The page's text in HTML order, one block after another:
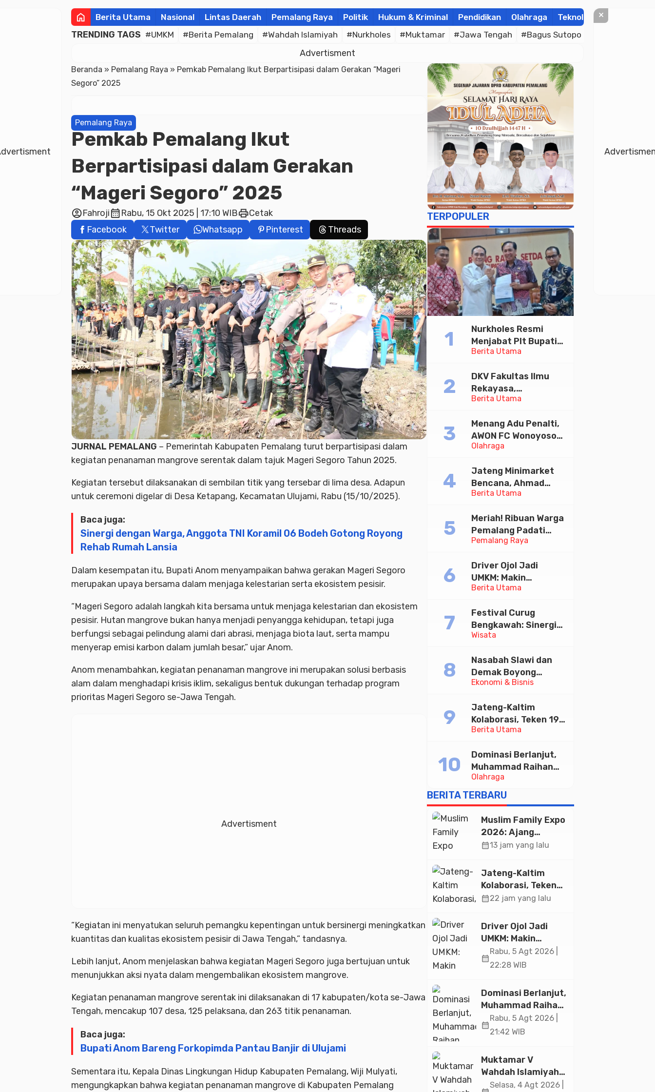
home Berita Utama Nasional Lintas Daerah Pemalang Raya Politik Hukum & Kriminal Pendidikan Olahraga Teknologi
TRENDING TAGS #UMKM #Berita Pemalang #Wahdah Islamiyah #Nurkholes #Muktamar #Jawa Tengah #Bagus Sutopo
Advertisment
Beranda » Pemalang Raya » Pemkab Pemalang Ikut Berpartisipasi dalam Gerakan “Mageri
Segoro” 2025
Pemalang Raya
Pemkab Pemalang Ikut
Berpartisipasi dalam Gerakan
“Mageri Segoro” 2025
account_circleFahrojicalendar_monthRabu, 15 Okt 2025 | 17:10 WIBprintCetak
Facebook
Twitter Whatsapp Pinterest Threads
JURNAL PEMALANG – Pemerintah Kabupaten Pemalang turut berpartisipasi dalam
kegiatan penanaman mangrove serentak dalam tajuk Mageri Segoro Tahun 2025.
Kegiatan tersebut dilaksanakan di sembilan titik yang tersebar di lima desa. Adapun
untuk ceremoni digelar di Desa Ketapang, Kecamatan Ulujami, Rabu (15/10/2025).
Baca juga:
Sinergi dengan Warga, Anggota TNI Koramil 06 Bodeh Gotong Royong
Rehab Rumah Lansia
Dalam kesempatan itu, Bupati Anom menyampaikan bahwa gerakan Mageri Segoro
merupakan upaya bersama dalam menjaga kelestarian serta ekosistem pesisir.
“Mageri Segoro adalah langkah kita bersama untuk menjaga kelestarian dan ekosistem
pesisir. Hutan mangrove bukan hanya menjadi penyangga kehidupan, tetapi juga
berfungsi sebagai pelindung alami dari abrasi, menjaga biota laut, serta mampu
menyerap emisi karbon dalam jumlah besar,” ujar Anom.
Anom menambahkan, kegiatan penanaman mangrove ini merupakan solusi berbasis
alam dalam menghadapi krisis iklim, sekaligus bentuk dukungan terhadap program
prioritas Mageri Segoro se-Jawa Tengah.
Advertisment
“Kegiatan ini menyatukan seluruh pemangku kepentingan untuk bersinergi meningkatkan
kuantitas dan kualitas ekosistem pesisir di Jawa Tengah,” tandasnya.
Lebih lanjut, Anom menjelaskan bahwa kegiatan Mageri Segoro juga bertujuan untuk
menunjukkan aksi nyata dalam mengembalikan ekosistem mangrove.
Kegiatan penanaman mangrove serentak ini dilaksanakan di 17 kabupaten/kota se-Jawa
Tengah, mencakup 107 desa, 125 pelaksana, dan 263 titik penanaman.
Baca juga:
Bupati Anom Bareng Forkopimda Pantau Banjir di Ulujami
Sementara itu, Kepala Dinas Lingkungan Hidup Kabupaten Pemalang, Wiji Mulyati,
mengungkapkan bahwa kegiatan penanaman mangrove di Kabupaten Pemalang
TERPOPULER
Berita Utama
Nurkholes Resmi
Menjabat Plt Bupati
Pemalang
Berita Utama
DKV Fakultas Ilmu
Rekayasa,
Universitas
Diskusi Desain
Olahraga
Menang Adu Penalti,
AWON FC Wonoyoso
Juara Bhayangkara
Berita Utama
Jateng Minimarket
Bencana, Ahmad
Luthfi Minta PMI Jadi
Pemalang Raya
Meriah! Ribuan Warga
Pemalang Padati
Kirab Festival Kamir
Berita Utama
Driver Ojol Jadi
UMKM: Makin
Sejahtera atau
Diskusi Paramadina
Wisata
Festival Curug
Bengkawah: Sinergi
Desa Sikasur dan
Memajukan Wisata
serta UMKM Lokal
Ekonomi & Bisnis
Nasabah Slawi dan
Demak Boyong
Toyota Innova Zenix
Tabungan Bima Bank
Jateng
Berita Utama
Jateng-Kaltim
Kolaborasi, Teken 19
Kerja Sama Ekonomi
Olahraga
Dominasi Berlanjut,
Muhammad Raihan
Fadila Sabet Emas
Kyorugi di Asian
Taekwondo Indonesia
Open 2026
BERITA TERBARU
Muslim Family Expo
2026: Ajang
Silaturahim dan
Ekonomi Halal di
Jakarta
calendar_month13 jam yang lalu
Jateng-Kaltim
Kolaborasi, Teken
19 Kerja Sama
20,2 Triliun
calendar_month22 jam yang lalu
Driver Ojol Jadi
UMKM: Makin
Sejahtera atau
Merana? Ini
Paramadina
calendar_month
Rabu, 5 Agt 2026 |
22:28 WIB
Dominasi Berlanjut,
Muhammad Raihan
Fadila Sabet Emas
Kyorugi di Asian
Indonesia Open
2026
calendar_month
Rabu, 5 Agt 2026 |
21:42 WIB
Muktamar V
Wahdah Islamiyah
Akan Kukuhkan
Selasa, 4 Agt 2026 |
×